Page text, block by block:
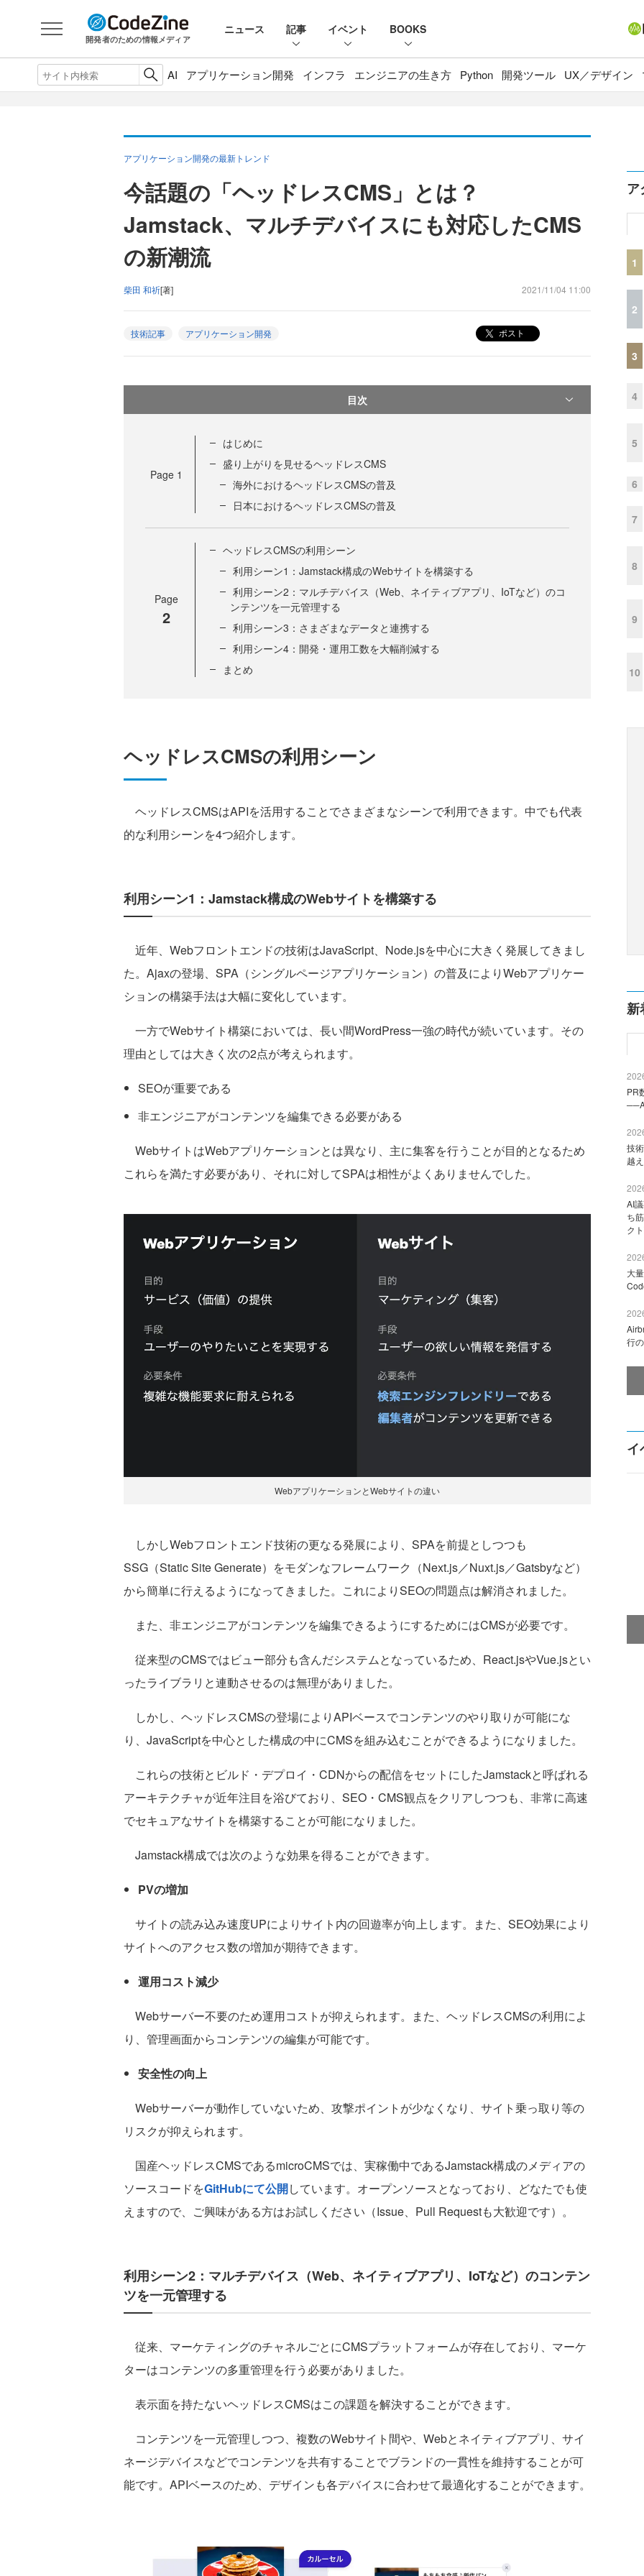
開発者のための情報メディア
ニュース 記事 イベント BOOKS
AI アプリケーション開発 インフラ エンジニアの生き方 Python 開発ツール UX／デザイン
アプリケーション開発の最新トレンド
今話題の「ヘッドレスCMS」とは？
Jamstack、マルチデバイスにも対応したCMS
の新潮流
柴田 和祈[著] 2021/11/04 11:00
技術記事 アプリケーション開発 ポスト
目次
Page 1
はじめに
盛り上がりを見せるヘッドレスCMS
海外におけるヘッドレスCMSの普及
日本におけるヘッドレスCMSの普及
Page
2
ヘッドレスCMSの利用シーン
利用シーン1：Jamstack構成のWebサイトを構築する
利用シーン2：マルチデバイス（Web、ネイティブアプリ、IoTなど）のコ
ンテンツを一元管理する
利用シーン3：さまざまなデータと連携する
利用シーン4：開発・運用工数を大幅削減する
まとめ
ヘッドレスCMSの利用シーン
ヘッドレスCMSはAPIを活用することでさまざまなシーンで利用できます。中でも代表
的な利用シーンを4つ紹介します。
利用シーン1：Jamstack構成のWebサイトを構築する
近年、Webフロントエンドの技術はJavaScript、Node.jsを中心に大きく発展してきまし
た。Ajaxの登場、SPA（シングルページアプリケーション）の普及によりWebアプリケー
ションの構築手法は大幅に変化しています。
一方でWebサイト構築においては、長い間WordPress一強の時代が続いています。その
理由としては大きく次の2点が考えられます。
SEOが重要である
非エンジニアがコンテンツを編集できる必要がある
WebサイトはWebアプリケーションとは異なり、主に集客を行うことが目的となるため
これらを満たす必要があり、それに対してSPAは相性がよくありませんでした。
WebアプリケーションとWebサイトの違い
しかしWebフロントエンド技術の更なる発展により、SPAを前提としつつも
SSG（Static Site Generate）をモダンなフレームワーク（Next.js／Nuxt.js／Gatsbyなど）
から簡単に行えるようになってきました。これによりSEOの問題点は解消されました。
また、非エンジニアがコンテンツを編集できるようにするためにはCMSが必要です。
従来型のCMSではビュー部分も含んだシステムとなっているため、React.jsやVue.jsとい
ったライブラリと連動させるのは無理がありました。
しかし、ヘッドレスCMSの登場によりAPIベースでコンテンツのやり取りが可能にな
り、JavaScriptを中心とした構成の中にCMSを組み込むことができるようになりました。
これらの技術とビルド・デプロイ・CDNからの配信をセットにしたJamstackと呼ばれる
アーキテクチャが近年注目を浴びており、SEO・CMS観点をクリアしつつも、非常に高速
でセキュアなサイトを構築することが可能になりました。
Jamstack構成では次のような効果を得ることができます。
PVの増加
サイトの読み込み速度UPによりサイト内の回遊率が向上します。また、SEO効果により
サイトへのアクセス数の増加が期待できます。
運用コスト減少
Webサーバー不要のため運用コストが抑えられます。また、ヘッドレスCMSの利用によ
り、管理画面からコンテンツの編集が可能です。
安全性の向上
Webサーバーが動作していないため、攻撃ポイントが少なくなり、サイト乗っ取り等の
リスクが抑えられます。
国産ヘッドレスCMSであるmicroCMSでは、実稼働中であるJamstack構成のメディアの
ソースコードをGitHubにて公開しています。オープンソースとなっており、どなたでも使
えますので、ご興味がある方はお試しください（Issue、Pull Requestも大歓迎です）。
利用シーン2：マルチデバイス（Web、ネイティブアプリ、IoTなど）のコンテン
ツを一元管理する
従来、マーケティングのチャネルごとにCMSプラットフォームが存在しており、マーケ
ターはコンテンツの多重管理を行う必要がありました。
表示面を持たないヘッドレスCMSはこの課題を解決することができます。
コンテンツを一元管理しつつ、複数のWebサイト間や、Webとネイティブアプリ、サイ
ネージデバイスなどでコンテンツを共有することでブランドの一貫性を維持することが可
能です。APIベースのため、デザインも各デバイスに合わせて最適化することができます。
ア
1
2
3
4
5
6
7
8
9
10
新
PR
技
越
AI
ち
ク
大
行
イ